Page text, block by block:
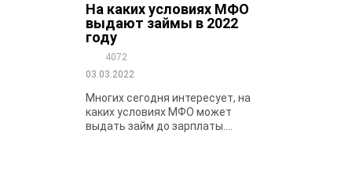
На каких условиях МФО
выдают займы в 2022
году
4072
03.03.2022
Многих сегодня интересует, на
каких условиях МФО может
выдать займ до зарплаты....